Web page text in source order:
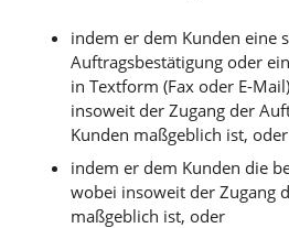
indem er dem Kunden eine
Auftragsbestätigung oder
in Textform (Fax oder E-
insoweit der Zugang der
Kunden maßgeblich ist, oder
indem er dem Kunden die
wobei insoweit der Zugang
maßgeblich ist, oder